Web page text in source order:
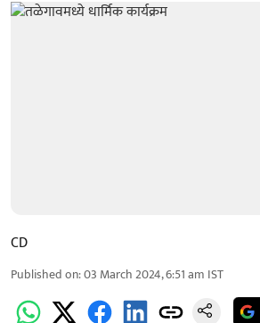
CD
Published on:03 March 2024, 6:51 am IST